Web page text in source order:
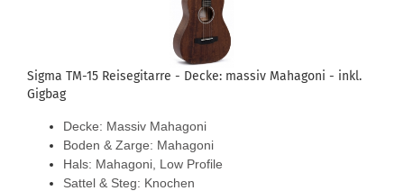
Sigma TM-15 Reisegitarre - Decke: massiv Mahagoni - inkl.
Gigbag
Decke: Massiv Mahagoni
Boden & Zarge: Mahagoni
Hals: Mahagoni, Low Profile
Sattel & Steg: Knochen